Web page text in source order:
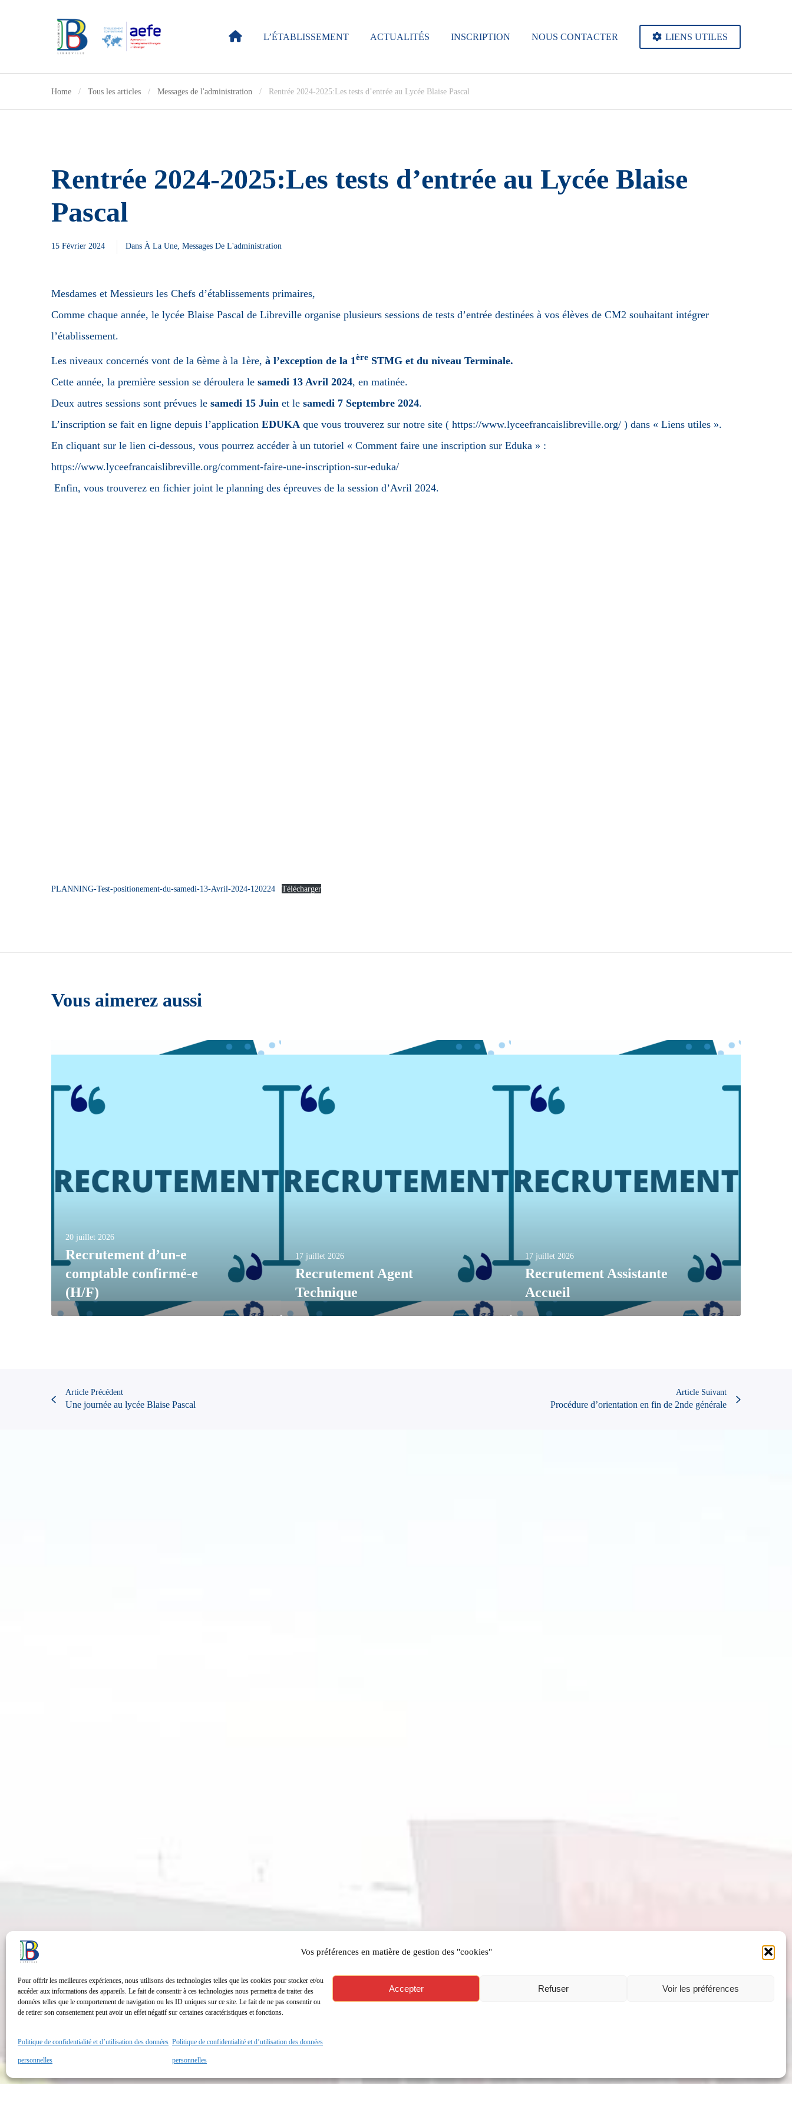
Vos préférences en matière de gestion des "cookies"
Pour offrir les meilleures expériences, nous utilisons des technologies telles que les cookies pour stocker et/ou
accéder aux informations des appareils. Le fait de consentir à ces technologies nous permettra de traiter des
données telles que le comportement de navigation ou les ID uniques sur ce site. Le fait de ne pas consentir ou
de retirer son consentement peut avoir un effet négatif sur certaines caractéristiques et fonctions.
Accepter Refuser Voir les préférences
Politique de confidentialité et d’utilisation des données
personnelles
Politique de confidentialité et d’utilisation des données
personnelles
L’ÉTABLISSEMENT ACTUALITÉS INSCRIPTION NOUS CONTACTER LIENS UTILES
Home Tous les articles Messages de l'administration Rentrée 2024-2025:Les tests d’entrée au Lycée Blaise Pascal
Rentrée 2024-2025:Les tests d’entrée au Lycée Blaise
Pascal
15 Février 2024 Dans À La Une, Messages De L'administration
Mesdames et Messieurs les Chefs d’établissements primaires,
Comme chaque année, le lycée Blaise Pascal de Libreville organise plusieurs sessions de tests d’entrée destinées à vos élèves de CM2 souhaitant intégrer
l’établissement.
Les niveaux concernés vont de la 6ème à la 1ère, à l’exception de la 1ère STMG et du niveau Terminale.
Cette année, la première session se déroulera le samedi 13 Avril 2024, en matinée.
Deux autres sessions sont prévues le samedi 15 Juin et le samedi 7 Septembre 2024.
L’inscription se fait en ligne depuis l’application EDUKA que vous trouverez sur notre site ( https://www.lyceefrancaislibreville.org/ ) dans « Liens utiles ».
En cliquant sur le lien ci-dessous, vous pourrez accéder à un tutoriel « Comment faire une inscription sur Eduka » :
https://www.lyceefrancaislibreville.org/comment-faire-une-inscription-sur-eduka/
Enfin, vous trouverez en fichier joint le planning des épreuves de la session d’Avril 2024.
PLANNING-Test-positionement-du-samedi-13-Avril-2024-120224 Télécharger
Vous aimerez aussi
20 juillet 2026
Recrutement d’un-e
comptable confirmé-e
(H/F)
17 juillet 2026
Recrutement Agent
Technique
17 juillet 2026
Recrutement Assistante
Accueil
Article Précédent
Une journée au lycée Blaise Pascal
Article Suivant
Procédure d’orientation en fin de 2nde générale